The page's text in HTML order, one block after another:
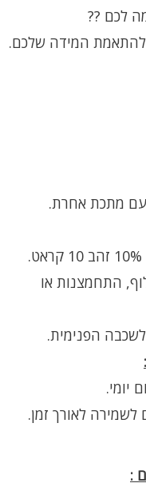
לכם ??
להתאמת המידה שלכם.
עם מתכת אחרת.
התחמצנות או
הפנימית.
יומי.
לשמירה לאורך זמן.
: